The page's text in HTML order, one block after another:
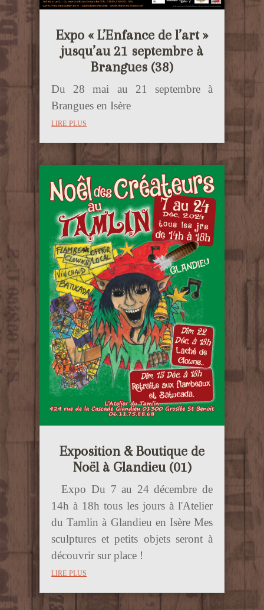
Expo « L’Enfance de l’art »
jusqu’au 21 septembre à
Brangues (38)
Du 28 mai au 21 septembre à
Brangues en Isère
lire plus
Exposition & Boutique de
Noël à Glandieu (01)
Expo Du 7 au 24 décembre de
14h à 18h tous les jours à l'Atelier
du Tamlin à Glandieu en Isère Mes
sculptures et petits objets seront à
découvrir sur place !
lire plus